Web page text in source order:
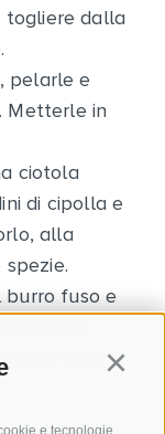
togliere dalla
pelarle e
Metterle in
ciotola
di cipolla e
alla
burro fuso e
dorate